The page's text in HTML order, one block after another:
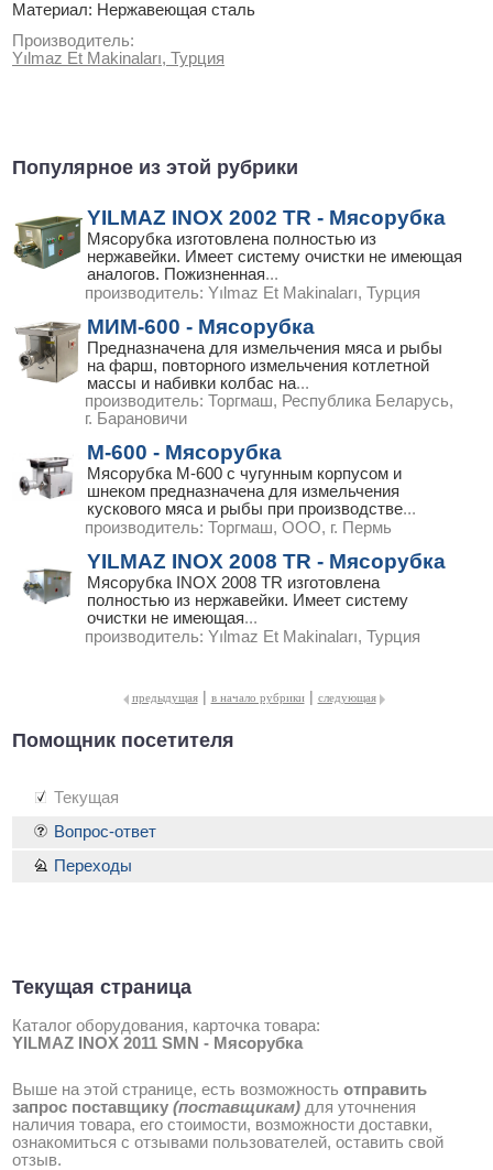
Материал: Нержавеющая сталь
Производитель:
Yılmaz Et Makinaları, Турция
Популярное из этой рубрики
YILMAZ INOX 2002 TR - Мясорубка
Мясорубка изготовлена полностью из
нержавейки. Имеет систему очистки не имеющая
аналогов. Пожизненная...
производитель: Yılmaz Et Makinaları, Турция
МИМ-600 - Мясорубка
Предназначена для измельчения мяса и рыбы
на фарш, повторного измельчения котлетной
массы и набивки колбас на...
производитель: Торгмаш, Республика Беларусь,
г. Барановичи
М-600 - Мясорубка
Мясорубка М-600 с чугунным корпусом и
шнеком предназначена для измельчения
кускового мяса и рыбы при производстве...
производитель: Торгмаш, ООО, г. Пермь
YILMAZ INOX 2008 TR - Мясорубка
Мясорубка INOX 2008 TR изготовлена
полностью из нержавейки. Имеет систему
очистки не имеющая...
производитель: Yılmaz Et Makinaları, Турция
предыдущая | в начало рубрики | следующая
Помощник посетителя
Текущая
Текущая страница
Каталог оборудования, карточка товара:
YILMAZ INOX 2011 SMN - Мясорубка
Выше на этой странице, есть возможность отправить
запрос поставщику (поставщикам) для уточнения
наличия товара, его стоимости, возможности доставки,
ознакомиться с отзывами пользователей, оставить свой
отзыв.
Вопрос-ответ
Переходы